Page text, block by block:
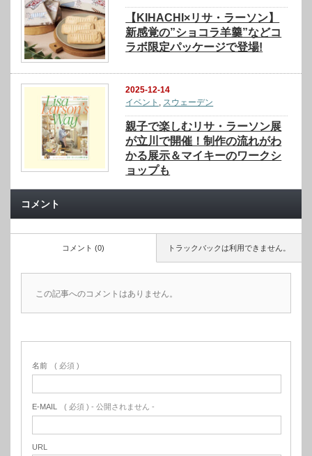
【KIHACHI×リサ・ラーソン】
新感覚の”ショコラ羊羹”などコ
ラボ限定パッケージで登場!
2025-12-14
イベント , スウェーデン
親子で楽しむリサ・ラーソン展
が立川で開催！制作の流れがわ
かる展示＆マイキーのワークシ
ョップも
コメント
トラックバックは利用できません。
コメント (0)
この記事へのコメントはありません。
名前 ( 必須 )
E-MAIL ( 必須 ) - 公開されません -
URL